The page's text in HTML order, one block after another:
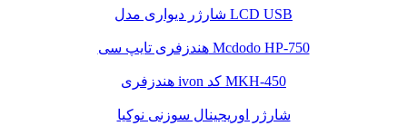
شارژر دیواری مدل LCD USB
هندزفری تایپ سی Mcdodo HP-750
هندزفری ivon کد MKH-450
شارژر اوریجینال سوزنی نوکیا